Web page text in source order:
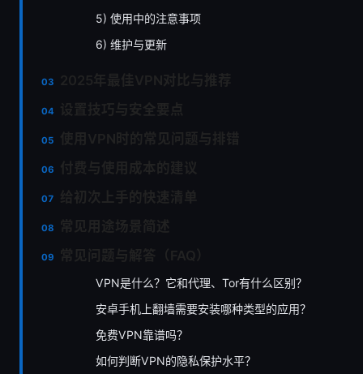
5) 使用中的注意事项
6) 维护与更新
VPN是什么？它和代理、Tor有什么区别？
安卓手机上翻墙需要安装哪种类型的应用？
免费VPN靠谱吗？
如何判断VPN的隐私保护水平？